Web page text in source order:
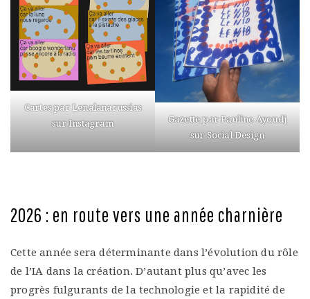
Cartes par Lenalanarussias
sur Instagram
Gazette par Pauline Ayoudj
sur Social Design
2026 : en route vers une année charnière
Cette année sera déterminante dans l’évolution du rôle
de l’IA dans la création. D’autant plus qu’avec les
progrès fulgurants de la technologie et la rapidité de